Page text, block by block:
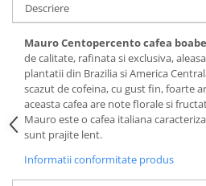
Descriere
Mauro Centopercento cafea boabe
de calitate, rafinata si exclusiva,
plantatii din Brazilia si America
scazut de cofeina, cu gust fin, foarte
aceasta cafea are note florale si
Mauro este o cafea italiana
sunt prajite lent.
Informatii conformitate produs